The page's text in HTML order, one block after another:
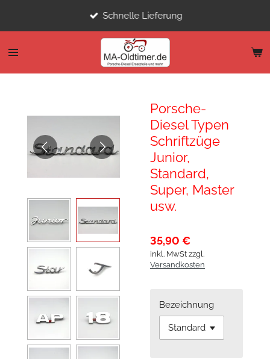
Schnelle Lieferung
Porsche-
Diesel Typen
Schriftzüge
Junior,
Standard,
Super, Master
usw.
35,90 €
inkl. MwSt zzgl.
Versandkosten
Bezeichnung